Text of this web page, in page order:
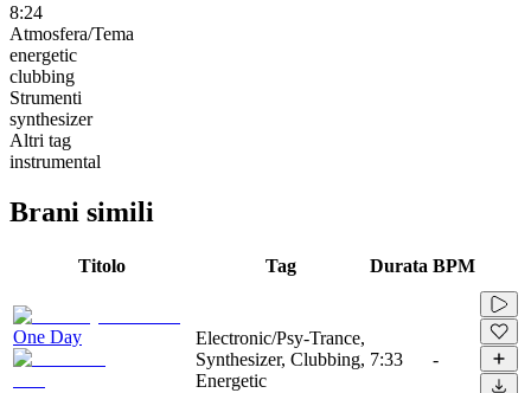
8:24
Atmosfera/Tema
energetic
clubbing
Strumenti
synthesizer
Altri tag
instrumental
Brani simili
Titolo Tag Durata BPM
One Day
Electronic/Psy-Trance,
Synthesizer, Clubbing,
Energetic
7:33 -